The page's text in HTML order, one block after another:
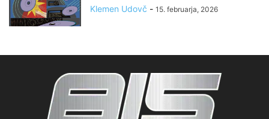
Klemen Udovč - 15. februarja, 2026